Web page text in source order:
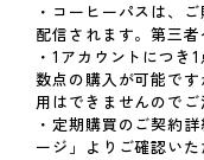
・コーヒーパスは、
配信されます。第三
・1アカウントにつき
数点の購入が可能で
用はできませんのでご
・定期購買のご契約
ージ」よりご確認いた